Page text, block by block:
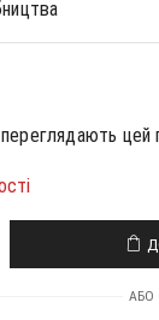
цей
АБО